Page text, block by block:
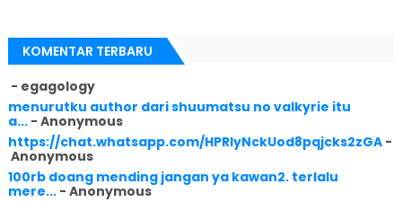
KOMENTAR TERBARU
- egagology
menurutku author dari shuumatsu no valkyrie itu
a...- Anonymous
https://chat.whatsapp.com/HPRlyNckUod8pqjcks2zGA-
Anonymous
100rb doang mending jangan ya kawan2. terlalu
mere...- Anonymous